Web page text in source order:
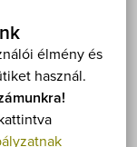
élmény és
használ.
Hidegség,